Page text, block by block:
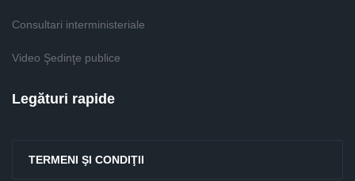
Consultari interministeriale
Video Şedinţe publice
Legături rapide
TERMENI ŞI CONDIŢII